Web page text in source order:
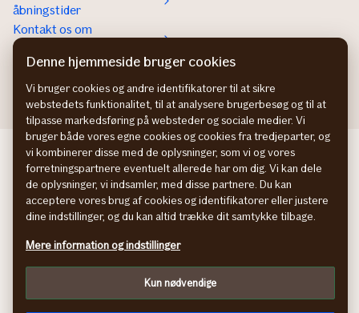
åbningstider
Kontakt os om
Erhvervsforsikringer
In English
If Skadeförsäkring SE
If Skadeforsikring NO
If Vahinkovakuutus FI
Information om tilgængelighed
Cookies
Tilpas
facebook
Denne hjemmeside bruger cookies
Vi bruger cookies og andre identifikatorer til at sikre
webstedets funktionalitet, til at analysere brugerbesøg og til at
tilpasse markedsføring på websteder og sociale medier. Vi
bruger både vores egne cookies og cookies fra tredjeparter, og
vi kombinerer disse med de oplysninger, som vi og vores
forretningspartnere eventuelt allerede har om dig. Vi kan dele
de oplysninger, vi indsamler, med disse partnere. Du kan
acceptere vores brug af cookies og identifikatorer eller justere
dine indstillinger, og du kan altid trække dit samtykke tilbage.
Mere information og indstillinger
Kun nødvendige